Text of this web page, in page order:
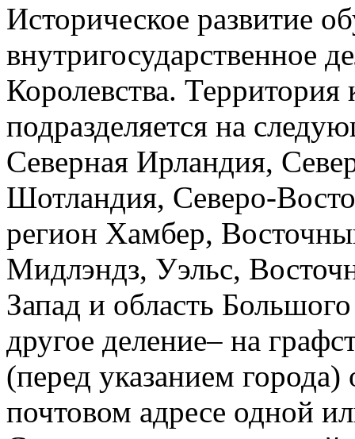
Историческое развитие
внутригосударственное
Королевства.
подразделяется на
Северная Ирландия,
Шотландия, Северо-
регион Хамбер,
Мидлэндз, Уэльс,
Запад и область
другое деление– на
(перед указанием города)
почтовом адресе одной